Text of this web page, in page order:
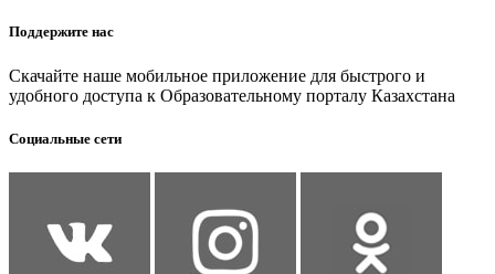
Поддержите нас
Скачайте наше мобильное приложение для быстрого и
удобного доступа к Образовательному порталу Казахстана
Социальные сети